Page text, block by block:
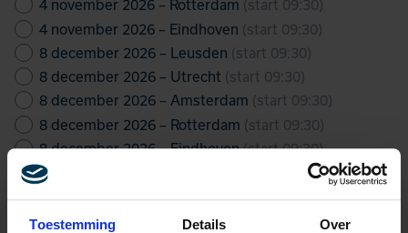
Toestemming Details Over
4 november 2026 – Rotterdam (start 09:30)
4 november 2026 – Eindhoven (start 09:30)
8 december 2026 – Leusden (start 09:30)
8 december 2026 – Utrecht (start 09:30)
8 december 2026 – Amsterdam (start 09:30)
8 december 2026 – Rotterdam (start 09:30)
8 december 2026 – Eindhoven(start 09:30)
8 februari 2027 – Utrecht
8 februari 2027 – Amsterdam(start 09:30)
8 februari 2027 – Rotterdam